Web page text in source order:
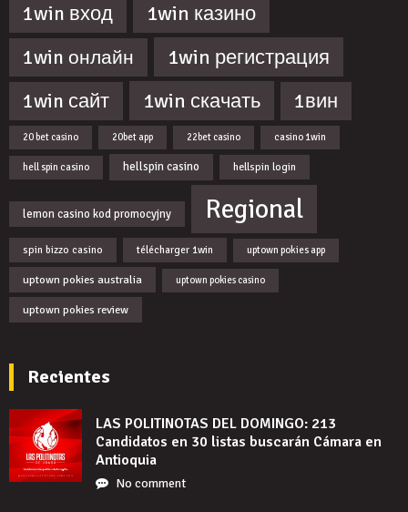
1win вход 1win казино
1win онлайн 1win регистрация
1win сайт 1win скачать 1вин
20 bet casino 20bet app 22bet casino casino 1win
hell spin casino hellspin casino hellspin login
lemon casino kod promocyjny Regional
spin bizzo casino télécharger 1win uptown pokies app
uptown pokies australia uptown pokies casino
uptown pokies review
Recientes
LAS POLITINOTAS DEL DOMINGO: 213
Candidatos en 30 listas buscarán Cámara en
Antioquia
No comment